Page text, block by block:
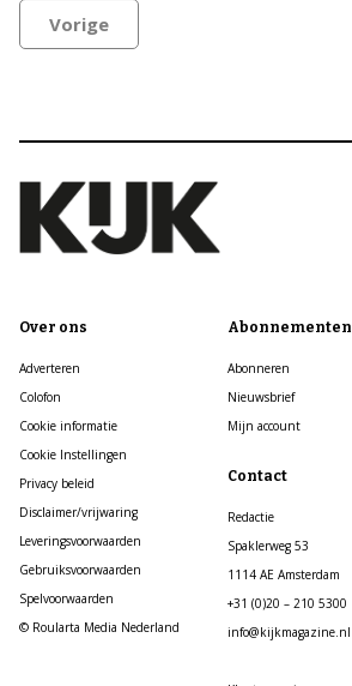
Vorige
Over ons
Adverteren
Colofon
Cookie informatie
Cookie Instellingen
Privacy beleid
Disclaimer/vrijwaring
Leveringsvoorwaarden
Gebruiksvoorwaarden
Spelvoorwaarden
© Roularta Media Nederland
Abonnementen
Abonneren
Nieuwsbrief
Mijn account
Contact
Redactie
Spaklerweg 53
1114 AE Amsterdam
+31 (0)20 – 210 5300
info@kijkmagazine.nl